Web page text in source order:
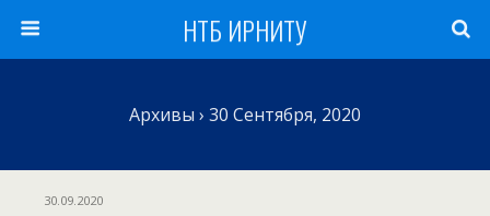
НТБ ИРНИТУ
Архивы › 30 Сентября, 2020
30.09.2020